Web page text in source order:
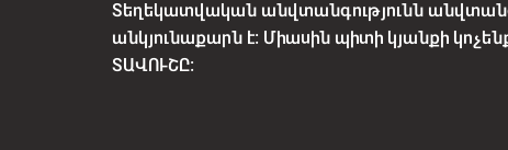
Տեղեկատվական անվտանգությունն
անկյունաքարն է: Միասին պիտի կյանքի
ՏԱՎՈՒՇԸ: